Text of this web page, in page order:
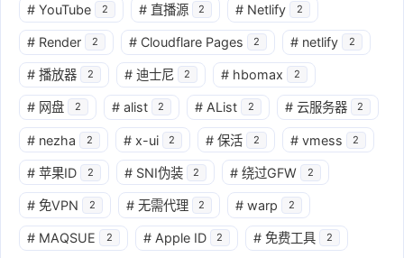
# YouTube 2 # 直播源 2 # Netlify 2
# Render 2 # Cloudflare Pages 2 # netlify 2
# 播放器 2 # 迪士尼 2 # hbomax 2
# 网盘 2 # alist 2 # AList 2 # 云服务器 2
# nezha 2 # x-ui 2 # 保活 2 # vmess 2
# 苹果ID 2 # SNI伪装 2 # 绕过GFW 2
# 免VPN 2 # 无需代理 2 # warp 2
# MAQSUE 2 # Apple ID 2 # 免费工具 2